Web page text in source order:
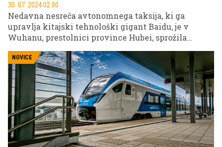
30. 07. 2024 02.00
Nedavna nesreča avtonomnega taksija, ki ga
upravlja kitajski tehnološki gigant Baidu, je v
Wuhanu, prestolnici province Hubei, sprožila
avtonomne vožnje, še posebej v zapletenih
prometnih situacijah. Ta dogodek je ponovno odprl
vprašanja o varnosti in zanesljivosti tovrstne
tehnologije, hkrati pa so se pojavili tudi pomisleki
glede zaposlitve med taksisti, ki se bojijo izgube
delovnih mest zaradi vse večje konkurence s
avtonomnih vozil.
NOVICE